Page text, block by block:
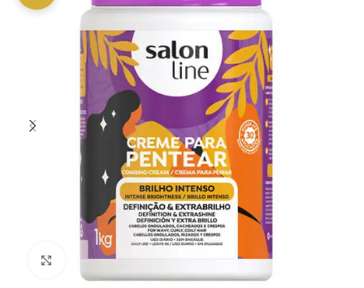
Clique para ampliar